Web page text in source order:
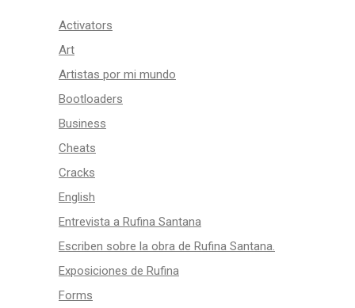
Activators
Art
Artistas por mi mundo
Bootloaders
Business
Cheats
Cracks
English
Entrevista a Rufina Santana
Escriben sobre la obra de Rufina Santana.
Exposiciones de Rufina
Forms